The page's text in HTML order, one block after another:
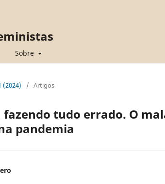
Sobre
(2024) / Artigos
fazendo tudo errado. O
pandemia